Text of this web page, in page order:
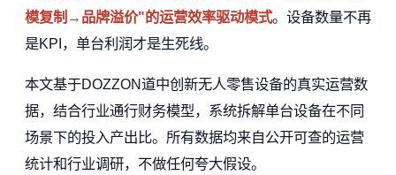
模复制→品牌溢价"的运营效率驱动模式。设备数量不再
是KPI，单台利润才是生死线。
本文基于DOZZON道中创新无人零售设备的真实运营数
据，结合行业通行财务模型，系统拆解单台设备在不同
场景下的投入产出比。所有数据均来自公开可查的运营
统计和行业调研，不做任何夸大假设。